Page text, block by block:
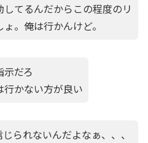
してるんだからこの程度のリ
。俺は行かんけど。
示だろ
行かない方が良い
られないんだよなぁ、、、